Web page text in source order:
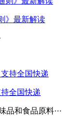
》最新解读
全国快递
和食品原料···